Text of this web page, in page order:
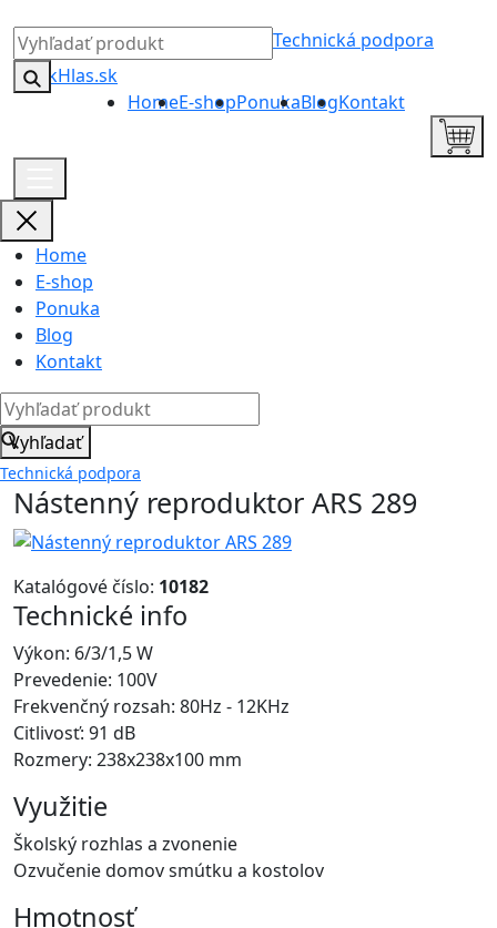
Technická podpora
HomeE-shopPonukaBlogKontakt
Home
E-shop
Ponuka
Blog
Kontakt
Vyhľadať
Technická podpora
Nástenný reproduktor ARS 289
Katalógové číslo: 10182
Technické info
Výkon: 6/3/1,5 W
Prevedenie: 100V
Frekvenčný rozsah: 80Hz - 12KHz
Citlivosť: 91 dB
Rozmery: 238x238x100 mm
Využitie
Školský rozhlas a zvonenie
Ozvučenie domov smútku a kostolov
Hmotnosť